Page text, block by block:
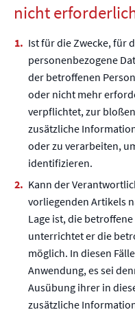
nicht
Ist für die Zwecke, für
personenbezogene
der betroffenen
oder nicht mehr
verpflichtet, zur
zusätzliche
oder zu verarbeiten,
identifizieren.
Kann der
vorliegenden Artikels
Lage ist, die
unterrichtet er die
möglich. In diesen
Anwendung, es sei
Ausübung ihrer in
zusätzliche